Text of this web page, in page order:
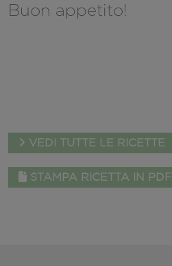
Buon appetito!
VEDI TUTTE LE RICETTE
STAMPA RICETTA IN PDF